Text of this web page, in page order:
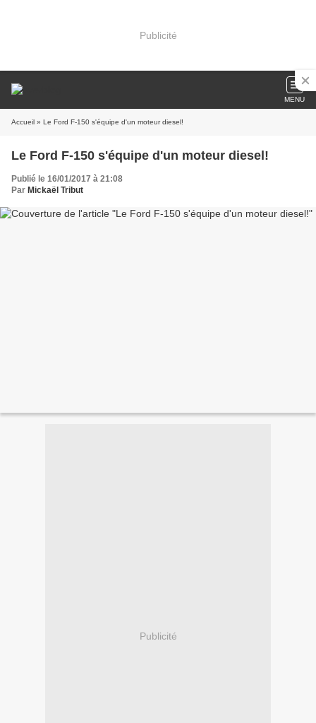
Publicité
MENU
Accueil » Le Ford F-150 s'équipe d'un moteur diesel!
Le Ford F-150 s'équipe d'un moteur diesel!
Publié le 16/01/2017 à 21:08
Par Mickaël Tribut
Publicité